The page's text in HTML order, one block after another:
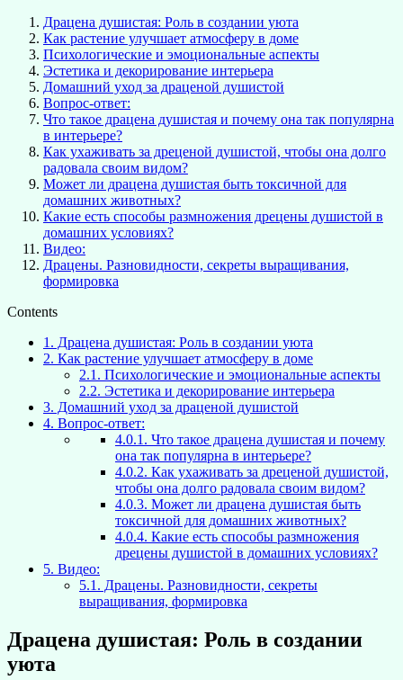
Драцена душистая: Роль в создании уюта
Как растение улучшает атмосферу в доме
Психологические и эмоциональные аспекты
Эстетика и декорирование интерьера
Домашний уход за драценой душистой
Вопрос-ответ:
Что такое драцена душистая и почему она так популярна
в интерьере?
Как ухаживать за дреценой душистой, чтобы она долго
радовала своим видом?
Может ли драцена душистая быть токсичной для
домашних животных?
Какие есть способы размножения дрецены душистой в
домашних условиях?
Видео:
Драцены. Разновидности, секреты выращивания,
формировка
Contents
1. Драцена душистая: Роль в создании уюта
2. Как растение улучшает атмосферу в доме
2.1. Психологические и эмоциональные аспекты
2.2. Эстетика и декорирование интерьера
3. Домашний уход за драценой душистой
4. Вопрос-ответ:
4.0.1. Что такое драцена душистая и почему
она так популярна в интерьере?
4.0.2. Как ухаживать за дреценой душистой,
чтобы она долго радовала своим видом?
4.0.3. Может ли драцена душистая быть
токсичной для домашних животных?
4.0.4. Какие есть способы размножения
дрецены душистой в домашних условиях?
5. Видео:
5.1. Драцены. Разновидности, секреты
выращивания, формировка
Драцена душистая: Роль в создании
уюта